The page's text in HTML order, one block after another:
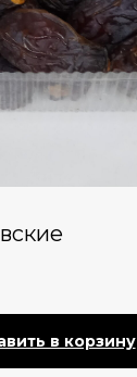
в корзину